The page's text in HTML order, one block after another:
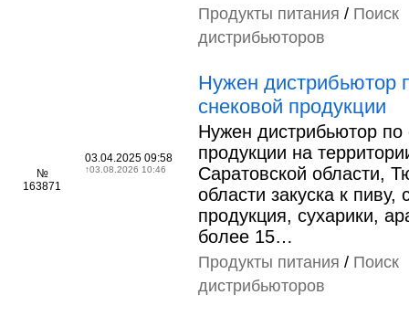
Продукты питания / Поиск
дистрибьюторов
№
163871
03.04.2025 09:58
↑03.08.2026 10:46
Нужен дистрибьютор
снековой продукции
Нужен дистрибьютор по
продукции на
Саратовской области,
области закуска к пиву,
продукция, сухарики,
более 15…
Продукты питания / Поиск
дистрибьюторов